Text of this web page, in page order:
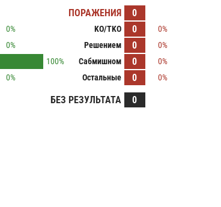
0%
0%
100%
0%
ПОРАЖЕНИЯ 0
KO/TKO 0
0%
Решением
0
0%
Сабмишном
0
0%
Остальные
0 0%
БЕЗ РЕЗУЛЬТАТА 0